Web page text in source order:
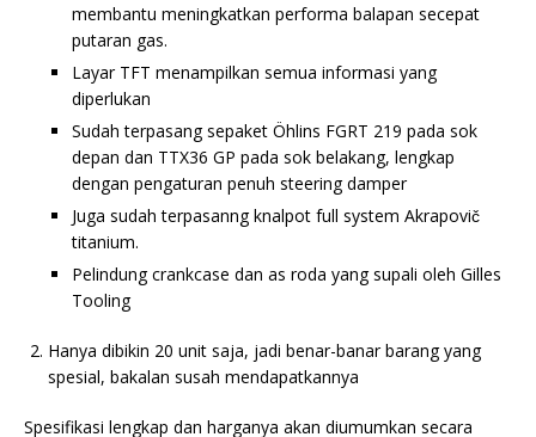
membantu meningkatkan performa balapan secepat
putaran gas.
Layar TFT menampilkan semua informasi yang
diperlukan
Sudah terpasang sepaket Öhlins FGRT 219 pada sok
depan dan TTX36 GP pada sok belakang, lengkap
dengan pengaturan penuh steering damper
Juga sudah terpasanng knalpot full system Akrapovič
titanium.
Pelindung crankcase dan as roda yang supali oleh Gilles
Tooling
Hanya dibikin 20 unit saja, jadi benar-banar barang yang
spesial, bakalan susah mendapatkannya
Spesifikasi lengkap dan harganya akan diumumkan secara